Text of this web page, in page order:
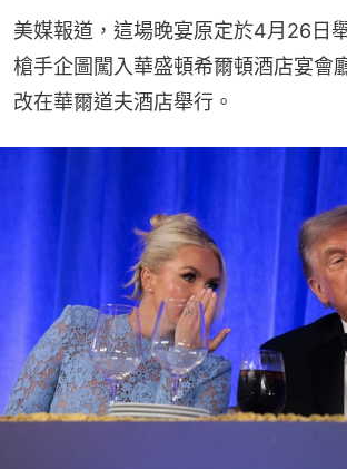
美媒報道，這場晚宴原定於4月26日
槍手企圖闖入華盛頓希爾頓酒店宴會
改在華爾道夫酒店舉行。